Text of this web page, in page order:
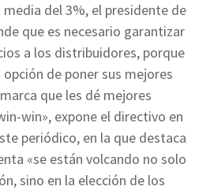
del 3%, el presidente de
que es necesario garantizar
a los distribuidores, porque
de poner sus mejores
que les dé mejores
win», expone el directivo en
periódico, en la que destaca
«se están volcando no solo
sino en la elección de los